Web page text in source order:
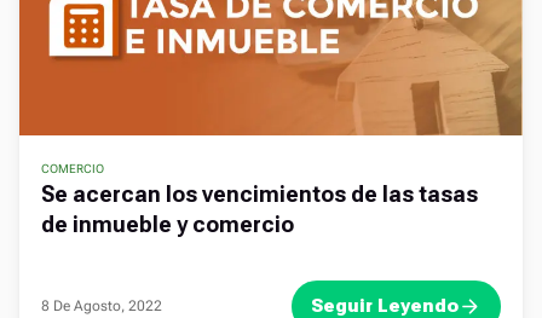
COMERCIO
Se acercan los vencimientos de las tasas
de inmueble y comercio
8 De Agosto, 2022 Seguir Leyendo